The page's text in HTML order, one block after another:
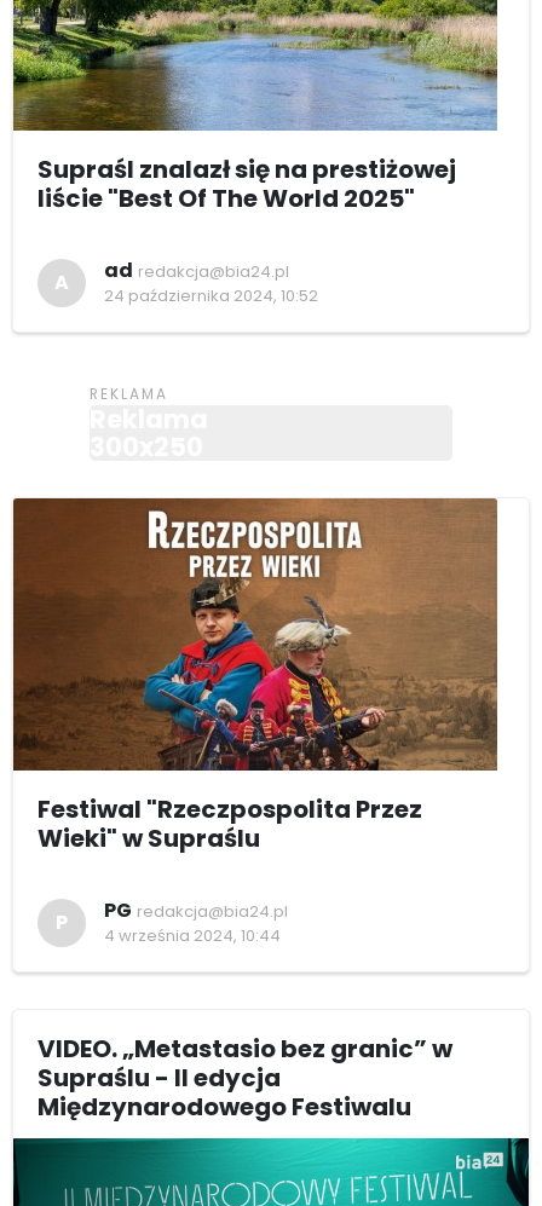
Supraśl znalazł się na prestiżowej
liście "Best Of The World 2025"
A ad redakcja@bia24.pl
24 października 2024, 10:52
Festiwal "Rzeczpospolita Przez
Wieki" w Supraślu
P PG redakcja@bia24.pl
4 września 2024, 10:44
VIDEO. „Metastasio bez granic” w
Supraślu - II edycja
Międzynarodowego Festiwalu